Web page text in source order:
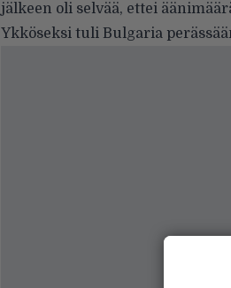
jälkeen oli selvää, ettei
Ykköseksi tuli Bulgaria